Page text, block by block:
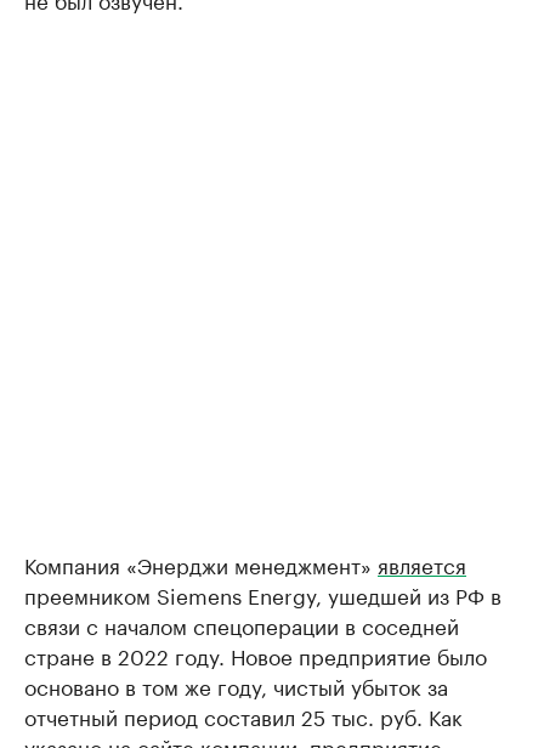
Компания «Энерджи менеджмент» является
преемником Siemens Energy, ушедшей из РФ в
связи с началом спецоперации в соседней
стране в 2022 году. Новое предприятие было
основано в том же году, чистый убыток за
отчетный период составил 25 тыс. руб. Как